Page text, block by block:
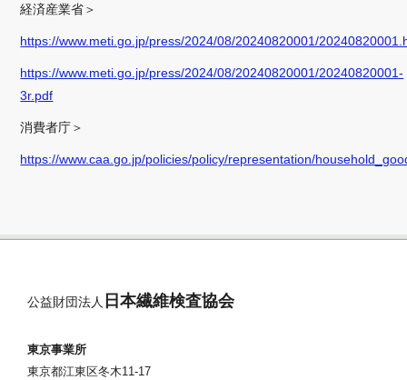
経済産業省＞
https://www.meti.go.jp/press/2024/08/20240820001/
https://www.meti.go.jp/press/2024/08/20240820001/20240820001-
3r.pdf
消費者庁＞
https://www.caa.go.jp/policies/policy/representation/
公益財団法人 日本繊維検査協会
東京事業所
東京都江東区冬木11-17